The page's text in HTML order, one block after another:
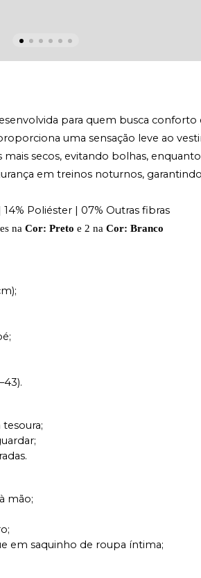
para quem busca
uma sensação leve ao
secos, evitando bolhas,
em treinos noturnos,
14% Poliéster | 07% Outras fibras
na Cor: Preto e 2 na Cor: Branco
mão;
em saquinho de roupa íntima;